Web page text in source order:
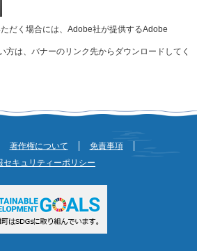
だく場合には、Adobe社が提供するAdobe
方は、バナーのリンク先からダウンロードしてく
著作権について
免責事項
セキュリティーポリシー